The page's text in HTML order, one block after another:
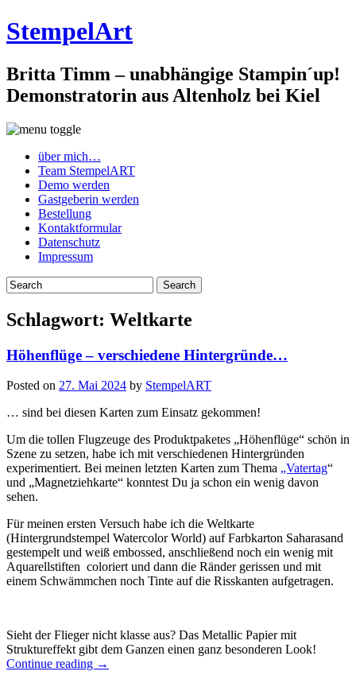
StempelArt
Britta Timm – unabhängige Stampin´up!
Demonstratorin aus Altenholz bei Kiel
über mich…
Team StempelART
Demo werden
Gastgeberin werden
Bestellung
Kontaktformular
Datenschutz
Impressum
Schlagwort: Weltkarte
Höhenflüge – verschiedene Hintergründe…
Posted on 27. Mai 2024 by StempelART
… sind bei diesen Karten zum Einsatz gekommen!
Um die tollen Flugzeuge des Produktpaketes „Höhenflüge“ schön in
Szene zu setzen, habe ich mit verschiedenen Hintergründen
experimentiert. Bei meinen letzten Karten zum Thema „Vatertag“
und „Magnetziehkarte“ konntest Du ja schon ein wenig davon
sehen.
Für meinen ersten Versuch habe ich die Weltkarte
(Hintergrundstempel Watercolor World) auf Farbkarton Saharasand
gestempelt und weiß embossed, anschließend noch ein wenig mit
Aquarellstiften coloriert und dann die Ränder gerissen und mit
einem Schwämmchen noch Tinte auf die Risskanten aufgetragen.
Sieht der Flieger nicht klasse aus? Das Metallic Papier mit
Struktureffekt gibt dem Ganzen einen ganz besonderen Look!
Continue reading „Höhenflüge
→